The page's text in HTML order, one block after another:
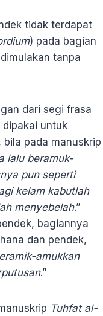
tidak terdapat
) pada bagian
tanpa
dari segi frasa
untuk
pada manuskrip
lalu beramuk-
pun seperti
kelam kabutlah
menyebelah.”
bagiannya
dan pendek,
amukkan
.”
Tuhfat al-